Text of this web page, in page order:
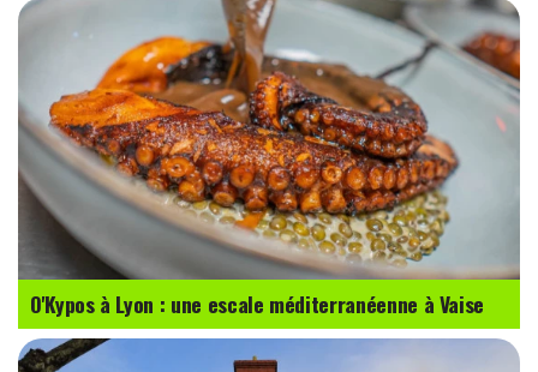
O'Kypos à Lyon : une escale méditerranéenne à Vaise